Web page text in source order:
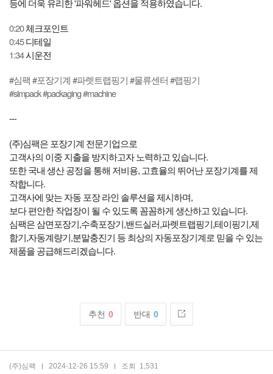
0:20체크포인트
0:45디테일
1:34시운전
#심팩#포장기계#파렛트랩핑기#물류센터#랩핑기
#simpack#packaging#machine
---
(주)심팩은 포장기계 전문기업으로
고객사의 이중 지출을 방지하고자 노력하고 있습니다.
또한 국내 생산 공정을 통해 저비용, 고효율의 뛰어난 포장기계를 제
작합니다.
고객사에 맞는 자동 포장 라인 솔루션을 제시하며,
보다 편안한 작업장이 될 수 있도록 꼼꼼하게 생산하고 있습니다.
심팩은 삼면포장기,수축포장기,밴드실러,파렛트랩핑기,테이핑기,제
함기,자동계량기,분말충진기 등 최상의 자동포장기계로 믿을 수 있는
제품을 공급해드리겠습니다.
추천 0 반대 0
(주)심팩 2024-12-26 15:59 조회 1,531